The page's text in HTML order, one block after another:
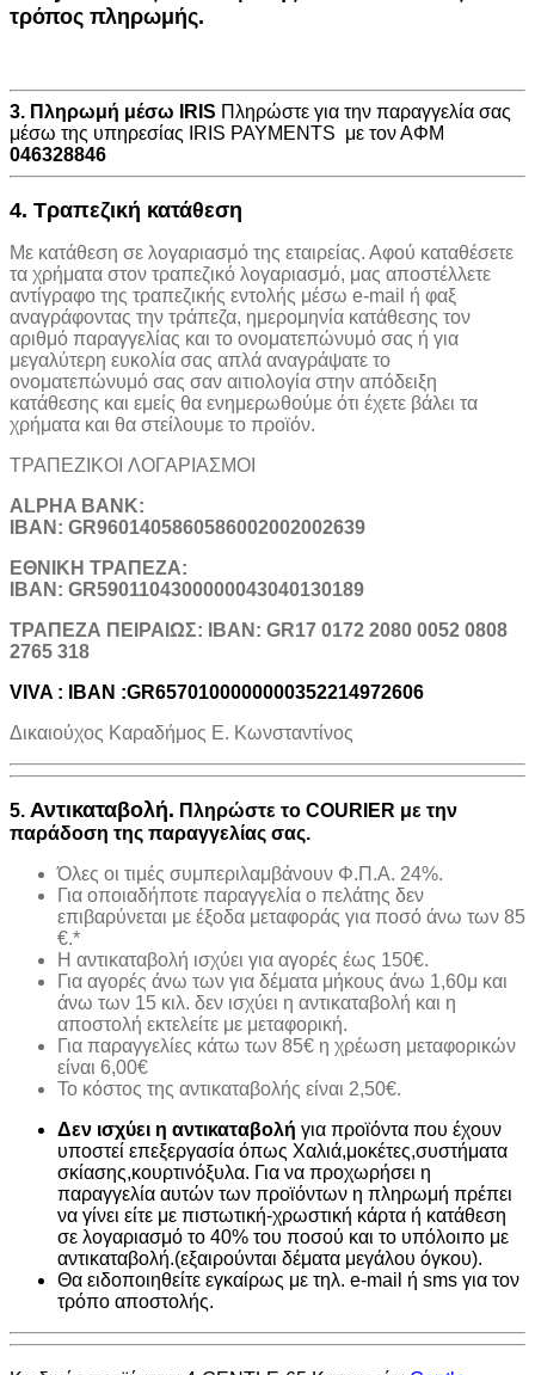
τρόπος πληρωμής.
3. Πληρωμή μέσω IRIS Πληρώστε για την παραγγελία σας
μέσω της υπηρεσίας IRIS PAYMENTS με τον ΑΦΜ
046328846
4. Τραπεζική κατάθεση
Με κατάθεση σε λογαριασμό της εταιρείας. Αφού καταθέσετε
τα χρήματα στον τραπεζικό λογαριασμό, μας αποστέλλετε
αντίγραφο της τραπεζικής εντολής μέσω e-mail ή φαξ
αναγράφοντας την τράπεζα, ημερομηνία κατάθεσης τον
αριθμό παραγγελίας και το ονοματεπώνυμό σας ή για
μεγαλύτερη ευκολία σας απλά αναγράψατε το
ονοματεπώνυμό σας σαν αιτιολογία στην απόδειξη
κατάθεσης και εμείς θα ενημερωθούμε ότι έχετε βάλει τα
χρήματα και θα στείλουμε το προϊόν.
ΤΡΑΠΕΖΙΚOI ΛΟΓΑΡΙΑΣΜΟΙ
ALPHA BANK:
IBAN: GR9601405860586002002002639
ΕΘΝΙΚΗ ΤΡΑΠΕΖΑ:
IBAN: GR5901104300000043040130189
TΡΑΠΕΖΑ ΠΕΙΡΑΙΩΣ: IBAN: GR17 0172 2080 0052 0808
2765 318
VIVA : IBAN :GR6570100000000352214972606
Δικαιούχος Καραδήμος Ε. Κωνσταντίνος
5. Αντικαταβολή. Πληρώστε το COURIER με την
παράδοση της παραγγελίας σας.
Όλες οι τιμές συμπεριλαμβάνουν Φ.Π.Α. 24%.
Για οποιαδήποτε παραγγελία ο πελάτης δεν
επιβαρύνεται με έξοδα μεταφοράς για ποσό άνω των 85
€.*
H αντικαταβολή ισχύει για αγορές έως 150€.
Για αγορές άνω των για δέματα μήκους άνω 1,60μ και
άνω των 15 κιλ. δεν ισχύει η αντικαταβολή και η
αποστολή εκτελείτε με μεταφορική.
Για παραγγελίες κάτω των 85€ η χρέωση μεταφορικών
είναι 6,00€
Το κόστος της αντικαταβολής είναι 2,50€.
Δεν ισχύει η αντικαταβολή για προϊόντα που έχουν
υποστεί επεξεργασία όπως Χαλιά,μοκέτες,συστήματα
σκίασης,κουρτινόξυλα. Για να προχωρήσει η
παραγγελία αυτών των προϊόντων η πληρωμή πρέπει
να γίνει είτε με πιστωτική-χρωστική κάρτα ή κατάθεση
σε λογαριασμό το 40% του ποσού και το υπόλοιπο με
αντικαταβολή.(εξαιρούνται δέματα μεγάλου όγκου).
Θα ειδοποιηθείτε εγκαίρως με τηλ. e-mail ή sms για τον
τρόπο αποστολής.